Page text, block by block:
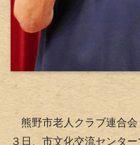
熊野市老人クラブ連合会
３日、市文化交流センタ